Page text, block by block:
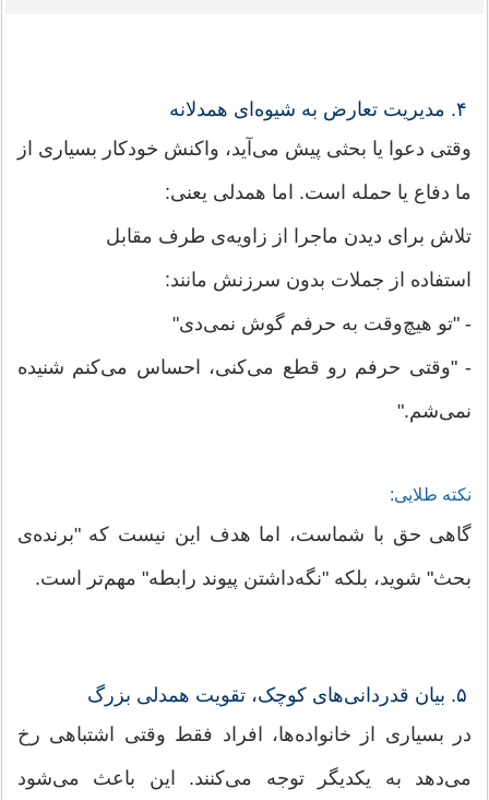
۴. مدیریت تعارض به شیوه‌ای همدلانه
وقتی دعوا یا بحثی پیش می‌آید، واکنش خودکار بسیاری از
ما دفاع یا حمله است. اما همدلی یعنی:
تلاش برای دیدن ماجرا از زاویه‌ی طرف مقابل
استفاده از جملات بدون سرزنش مانند:
- "تو هیچ‌وقت به حرفم گوش نمی‌دی"
- "وقتی حرفم رو قطع می‌کنی، احساس می‌کنم شنیده
نمی‌شم."
نکته طلایی:
گاهی حق با شماست، اما هدف این نیست که "برنده‌ی
بحث" شوید، بلکه "نگه‌داشتن پیوند رابطه" مهم‌تر است.
۵. بیان قدردانی‌های کوچک، تقویت همدلی بزرگ
در بسیاری از خانواده‌ها، افراد فقط وقتی اشتباهی رخ
می‌دهد به یکدیگر توجه می‌کنند. این باعث می‌شود